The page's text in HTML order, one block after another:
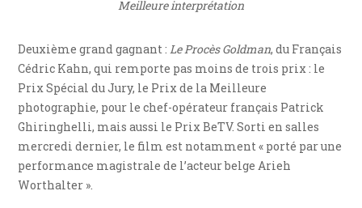
Meilleure interprétation
Deuxième grand gagnant :Le Procès Goldman, du Français
Cédric Kahn, qui remporte pas moins de trois prix : le
Prix Spécial du Jury, le Prix de la Meilleure
photographie, pour le chef-opérateur français Patrick
Ghiringhelli, mais aussi le Prix BeTV. Sorti en salles
mercredi dernier, le film est notamment « porté par une
performance magistrale de l’acteur belge Arieh
Worthalter ».